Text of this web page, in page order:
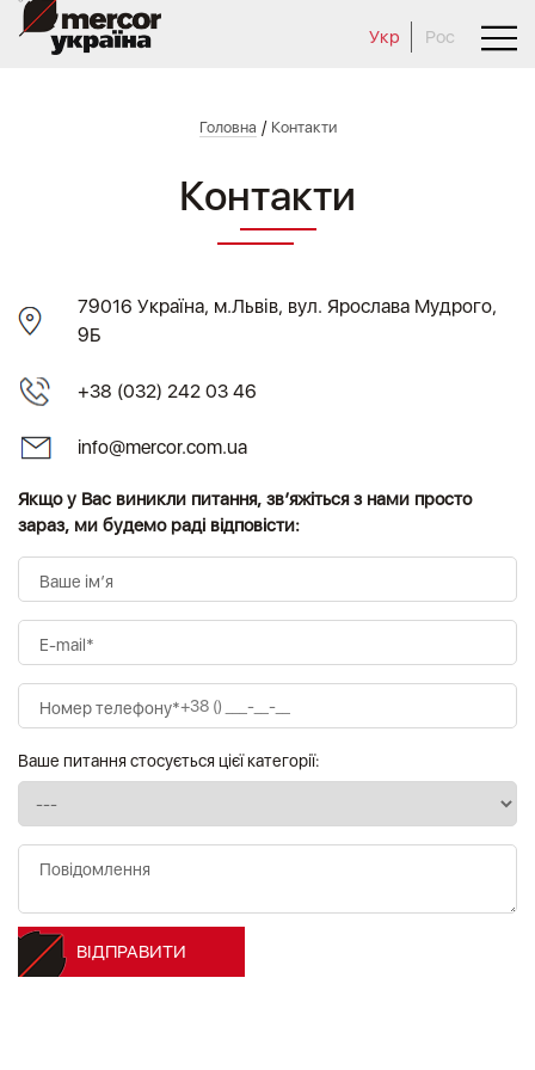
Укр Рос
Головна / Контакти
Контакти
79016 Україна, м.Львів, вул. Ярослава Мудрого,
9Б
+38 (032) 242 03 46
info@mercor.com.ua
Якщо у Вас виникли питання, зв’яжіться з нами просто
зараз, ми будемо раді відповісти:
Ваше ім’я
E-mail*
Номер телефону*
Ваше питання стосується цієї категорії:
Повідомлення